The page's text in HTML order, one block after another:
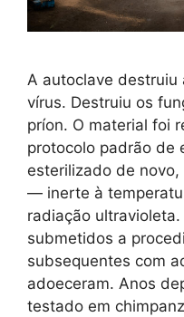
A autoclave destruiu
vírus. Destruiu os
príon. O material foi
protocolo padrão de
esterilizado de
— inerte à
radiação
submetidos a
subsequentes com
adoeceram. Anos
testado em